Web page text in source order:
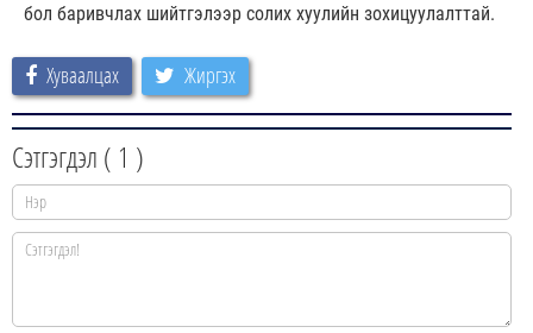
бол баривчлах шийтгэлээр солих хуулийн зохицуулалттай.
Хуваалцах Жиргэх
Сэтгэгдэл ( 1 )